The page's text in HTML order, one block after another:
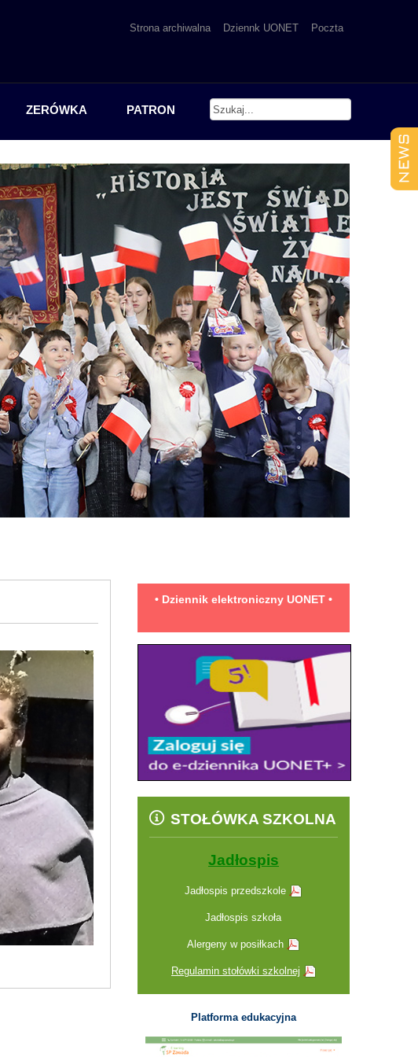
Strona archiwalna Dziennk UONET Poczta
ZERÓWKA PATRON
• Dziennik elektroniczny UONET •
STOŁÓWKA SZKOLNA
Jadłospis
Jadłospis przedszkole
Jadłospis szkoła
Alergeny w posiłkach
Regulamin stołówki szkolnej
Platforma edukacyjna